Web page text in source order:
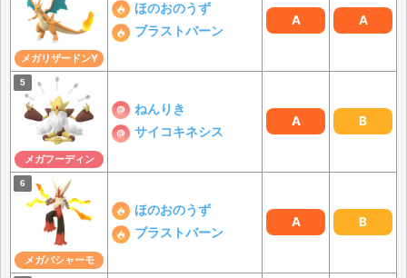
メガリザードンY
ほのおのうず
ブラストバーン
A A
メガフーディン
ねんりき
サイコキネシス
A B
メガバシャーモ
ほのおのうず
ブラストバーン
A B